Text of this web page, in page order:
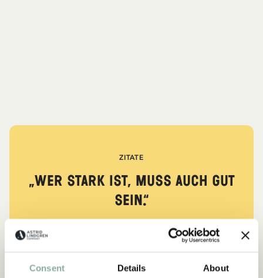
Consent Details About
ZITATE
„Wer stark ist, muss auch gut
sein.“
aus Kennst du Pippi Langstrumpf?